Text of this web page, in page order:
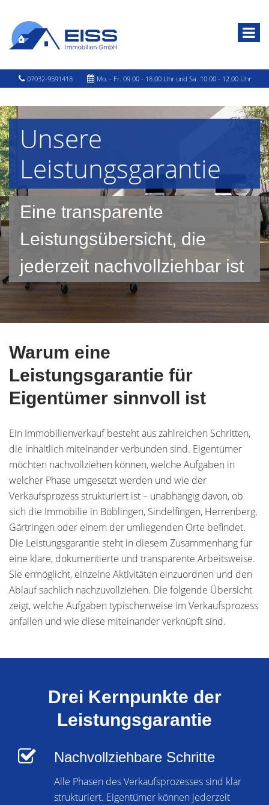
07032-9591418 Mo. - Fr. 09.00 - 18.00 Uhr und Sa. 10.00 - 12.00 Uhr
Unsere
Leistungsgarantie
Eine transparente
Leistungsübersicht, die
jederzeit nachvollziehbar ist
Warum eine
Leistungsgarantie für
Eigentümer sinnvoll ist
Ein Immobilienverkauf besteht aus zahlreichen Schritten,
die inhaltlich miteinander verbunden sind. Eigentümer
möchten nachvollziehen können, welche Aufgaben in
welcher Phase umgesetzt werden und wie der
Verkaufsprozess strukturiert ist – unabhängig davon, ob
sich die Immobilie in Böblingen, Sindelfingen, Herrenberg,
Gärtringen oder einem der umliegenden Orte befindet.
Die Leistungsgarantie steht in diesem Zusammenhang für
eine klare, dokumentierte und transparente Arbeitsweise.
Sie ermöglicht, einzelne Aktivitäten einzuordnen und den
Ablauf sachlich nachzuvollziehen. Die folgende Übersicht
zeigt, welche Aufgaben typischerweise im Verkaufsprozess
anfallen und wie diese miteinander verknüpft sind.
Drei Kernpunkte der
Leistungsgarantie
Nachvollziehbare Schritte
Alle Phasen des Verkaufsprozesses sind klar
strukturiert. Eigentümer können jederzeit